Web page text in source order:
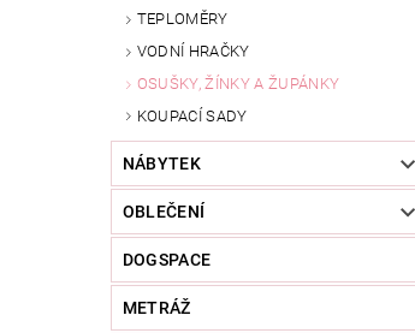
TEPLOMĚRY
VODNÍ HRAČKY
OSUŠKY, ŽÍNKY A ŽUPÁNKY
KOUPACÍ SADY
NÁBYTEK
OBLEČENÍ
DOGSPACE
METRÁŽ